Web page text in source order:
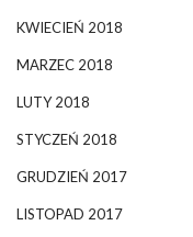
KWIECIEŃ 2018
MARZEC 2018
LUTY 2018
STYCZEŃ 2018
GRUDZIEŃ 2017
LISTOPAD 2017